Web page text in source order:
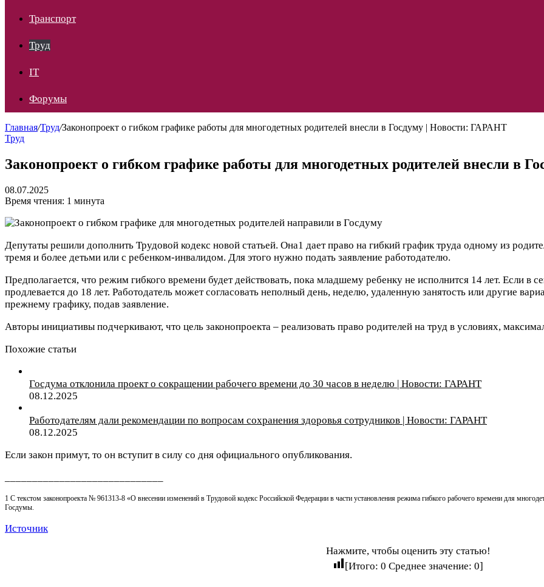
Транспорт
Труд
IT
Форумы
Главная/Труд/Законопроект о гибком графике работы для многодетных родителей внесли в Госдуму | Новости: ГАРАНТ
Труд
Законопроект о гибком графике работы для многодетных родителей внесли в
08.07.2025
Время чтения: 1 минута
Депутаты решили дополнить Трудовой кодекс новой статьей. Она1 дает право на гибкий график труда одному из
тремя и более детьми или с ребенком-инвалидом. Для этого нужно подать заявление работодателю.
Предполагается, что режим гибкого времени будет действовать, пока младшему ребенку не исполнится 14 лет. Если в
продлевается до 18 лет. Работодатель может согласовать неполный день, неделю, удаленную занятость или другие
прежнему графику, подав заявление.
Авторы инициативы подчеркивают, что цель законопроекта – реализовать право родителей на труд в условиях,
Похожие статьи
Госдума отклонила проект о сокращении рабочего времени до 30 часов в неделю | Новости: ГАРАНТ
08.12.2025
Работодателям дали рекомендации по вопросам сохранения здоровья сотрудников | Новости: ГАРАНТ
08.12.2025
Если закон примут, то он вступит в силу со дня официального опубликования.
1 С текстом законопроекта № 961313-8 «О внесении изменений в Трудовой кодекс Российской Федерации в части установления режима гибкого рабочего времени для
Госдумы.
Источник
Нажмите, чтобы оценить эту статью!
[Итого: 0 Среднее значение: 0]